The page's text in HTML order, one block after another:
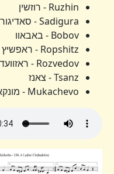
Ruzhin - רוזשין
Sadigura - סאדיגורא
Bobov - באבאוו
Ropshitz - ראפשיץ
Rozvedov - ראזוועדאוו
Tsanz - צאנז
Mukachevo - מונקאטש